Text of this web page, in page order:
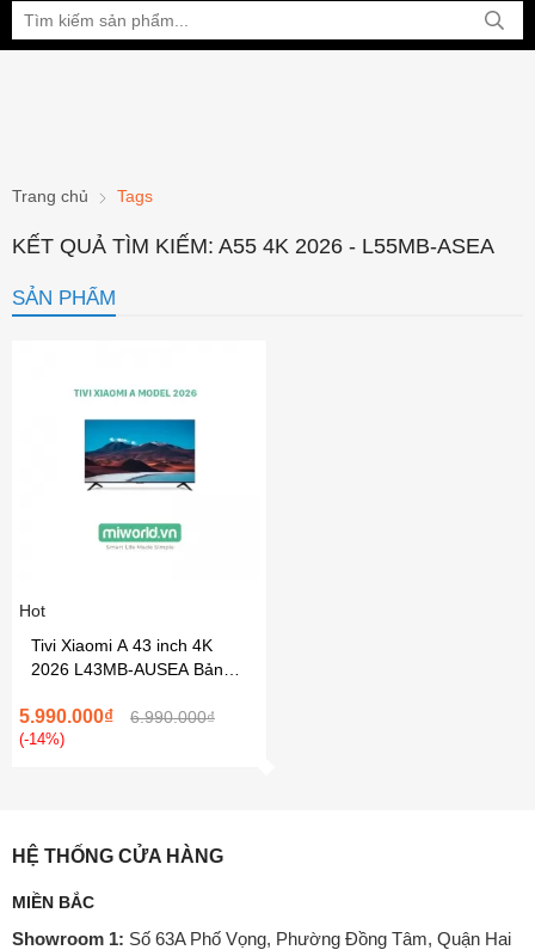
Bạn đang xem tại:
Trang chủ Tags
KẾT QUẢ TÌM KIẾM: A55 4K 2026 - L55MB-ASEA
SẢN PHẨM
Hot
Tivi Xiaomi A 43 inch 4K
2026 L43MB-AUSEA Bản
5.990.000₫ 6.990.000₫
(-14%)
HỆ THỐNG CỬA HÀNG
MIỀN BẮC
Showroom 1: Số 63A Phố Vọng, Phường Đồng Tâm, Quận Hai